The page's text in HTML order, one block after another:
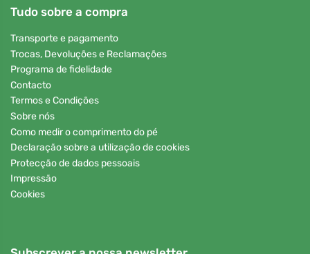
Tudo sobre a compra
Transporte e pagamento
Trocas, Devoluções e Reclamações
Programa de fidelidade
Contacto
Termos e Condições
Sobre nós
Como medir o comprimento do pé
Declaração sobre a utilização de cookies
Protecção de dados pessoais
Impressão
Cookies